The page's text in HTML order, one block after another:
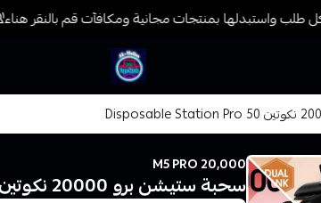
واستبدلها بمنتجات مجانية ومكافآت قم بالنقر هناء
فيب المدينة
M5 PRO 20,000
سحبة ستيشن برو 20000 نكوتين 50 Disposable Station Pro